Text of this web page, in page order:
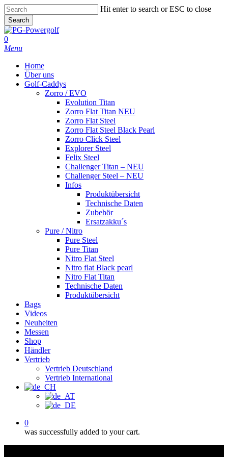
Skip
to
main
content
Hit enter to search or ESC to close
Search
Close
Search
0
Menu
Home
Über uns
Golf-Caddys
Zorro / EVO
Evolution Titan
Zorro Flat Titan NEU
Zorro Flat Steel
Zorro Flat Steel Black Pearl
Zorro Click Steel
Explorer Steel
Felix Steel
Challenger Titan – NEU
Challenger Steel – NEU
Infos
Produktübersicht
Technische Daten
Zubehör
Ersatzakku´s
Pure / Nitro
Pure Steel
Pure Titan
Nitro Flat Steel
Nitro flat Black pearl
Nitro Flat Titan
Technische Daten
Produktübersicht
Bags
Videos
Neuheiten
Messen
Shop
Händler
Vertrieb
Vertrieb Deutschland
Vertrieb International
0
was successfully added to your cart.